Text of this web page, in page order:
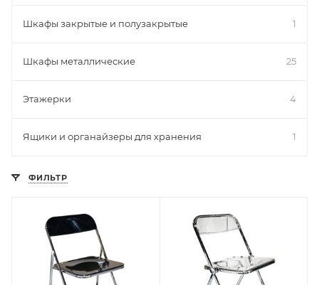
Шкафы закрытые и полузакрытые 1
Шкафы металлические 25
Этажерки 4
Ящики и органайзеры для хранения 1
ФИЛЬТР